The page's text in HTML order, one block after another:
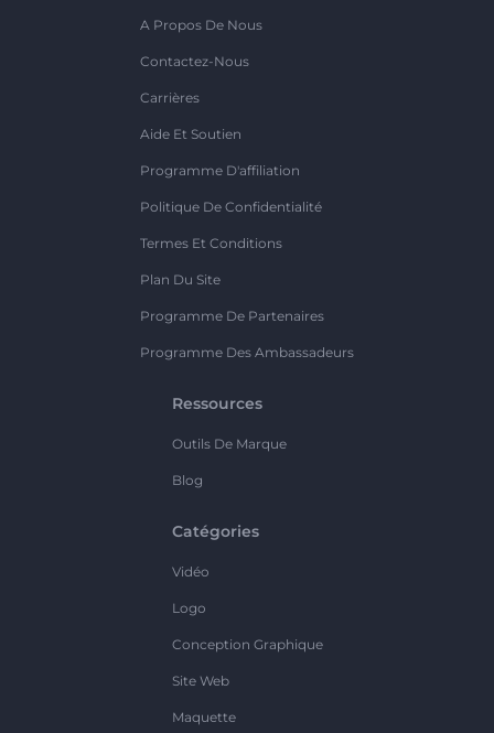
A Propos De Nous
Contactez-Nous
Carrières
Aide Et Soutien
Programme D'affiliation
Politique De Confidentialité
Termes Et Conditions
Plan Du Site
Programme De Partenaires
Programme Des Ambassadeurs
Ressources
Outils De Marque
Blog
Catégories
Vidéo
Logo
Conception Graphique
Site Web
Maquette